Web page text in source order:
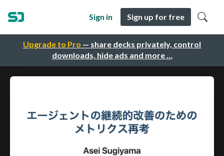
Upgrade to Pro — share decks privately, control
downloads, hide ads and more …
Sign in Sign up for free